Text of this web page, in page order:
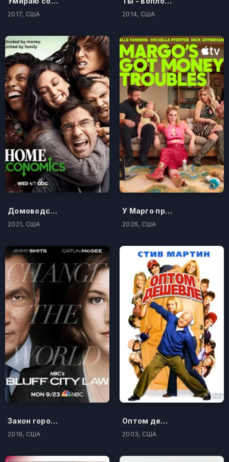
2017, США 2014, США
Домоводство
2021, США
У Марго проблемы с деньгами
2026, США
Закон города на утёсе
2019, США
Оптом дешевле
2003, США